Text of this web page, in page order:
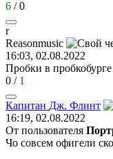
6 /0
r
Reasonmusic
16:03, 02.08.2022
Пробки в
0 / 1
Капитан Дж. Флинт
16:19, 02.08.2022
От пользователя
Чо совсем офигели